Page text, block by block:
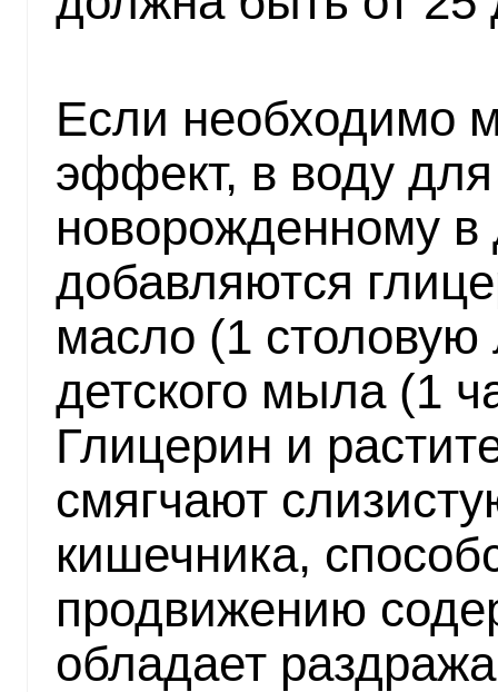
Если необходимо
эффект, в воду
новорожденному
добавляются
масло (1
детского мыла (1
Глицерин и
смягчают
кишечника,
продвижению
обладает